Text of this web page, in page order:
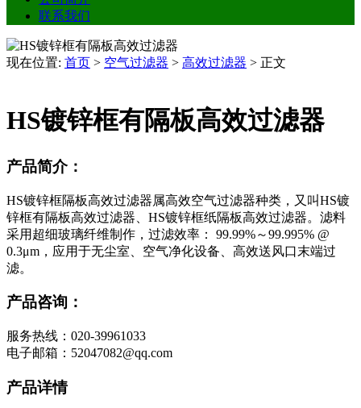
联系我们
现在位置: 首页 > 空气过滤器 > 高效过滤器 > 正文
HS镀锌框有隔板高效过滤器
产品简介：
HS镀锌框隔板高效过滤器属高效空气过滤器种类，又叫HS镀
锌框有隔板高效过滤器、HS镀锌框纸隔板高效过滤器。滤料
采用超细玻璃纤维制作，过滤效率： 99.99%～99.995% @
0.3μm，应用于无尘室、空气净化设备、高效送风口末端过
滤。
产品咨询：
服务热线：020-39961033
电子邮箱：52047082@qq.com
产品详情